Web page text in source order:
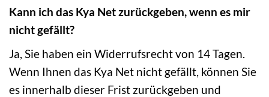
Kann ich das Kya Net zurückgeben, wenn es mir
nicht gefällt?
Ja, Sie haben ein Widerrufsrecht von 14 Tagen.
Wenn Ihnen das Kya Net nicht gefällt, können Sie
es innerhalb dieser Frist zurückgeben und